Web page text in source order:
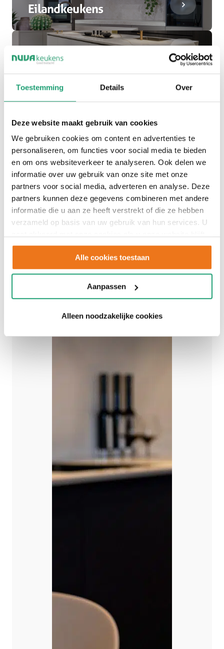
Toestemming Details Over
Deze website maakt gebruik van cookies
We gebruiken cookies om content en advertenties te
personaliseren, om functies voor social media te bieden
en om ons websiteverkeer te analyseren. Ook delen we
informatie over uw gebruik van onze site met onze
partners voor social media, adverteren en analyse. Deze
partners kunnen deze gegevens combineren met andere
informatie die u aan ze heeft verstrekt of die ze hebben
verzameld op basis van uw gebruik van hun services. U
gebruiken.
Alle cookies toestaan
Aanpassen
Alleen noodzakelijke cookies
Eilandkeukens
Moderne keukens
Landelijke keukens
Compacte keukens